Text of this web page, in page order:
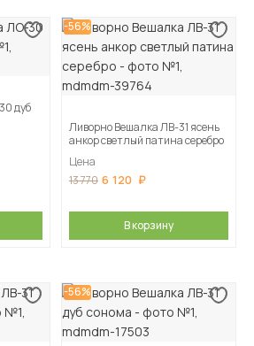
дуб
-56%
Ливорно Вешалка ЛВ-31 ясень
анкор светлый патина серебро
Цена
13 770 6 120
В корзину
-56%